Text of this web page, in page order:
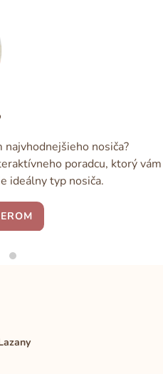
nosiča?
poradcu, ktorý vám
ideálny typ nosiča.